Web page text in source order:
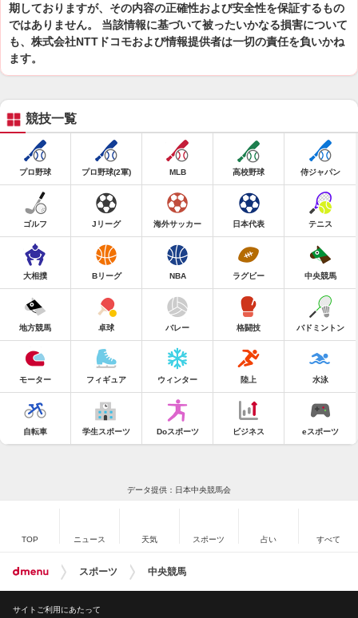
期しておりますが、その内容の正確性および安全性を保証するもの
ではありません。 当該情報に基づいて被ったいかなる損害について
も、株式会社NTTドコモおよび情報提供者は一切の責任を負いかね
ます。
競技一覧
プロ野球 プロ野球(2軍) MLB 高校野球 侍ジャパン
ゴルフ Jリーグ 海外サッカー 日本代表 テニス
大相撲 Bリーグ NBA ラグビー 中央競馬
地方競馬 卓球 バレー 格闘技 バドミントン
モーター フィギュア ウィンター 陸上 水泳
自転車 学生スポーツ Doスポーツ ビジネス eスポーツ
データ提供：日本中央競馬会
TOP ニュース 天気 スポーツ 占い すべて
スポーツ 中央競馬
サイトご利用にあたって